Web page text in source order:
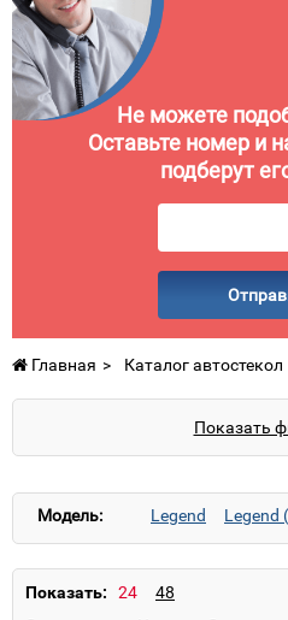
Не можете
Оставьте номер и
подберут
Главная Каталог автостекол
Показать
Модель: Legend Legend
Показать: